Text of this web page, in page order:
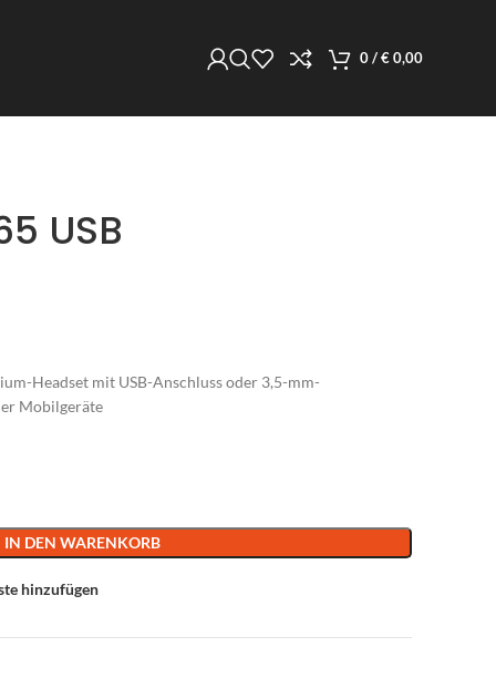
0/€0,00
USB
Headset mit USB-Anschluss oder 3,5-mm-
Mobilgeräte
IN DEN WARENKORB
hinzufügen